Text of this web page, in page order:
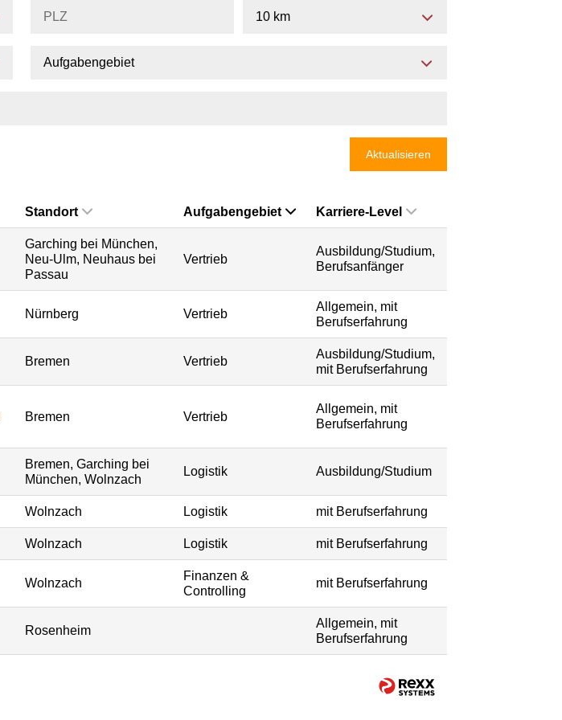
10 km
Aufgabengebiet
Aktualisieren
Standort Aufgabengebiet Karriere-Level
Garching bei München,
Neu-Ulm, Neuhaus bei
Passau
Vertrieb
Ausbildung/Studium,
Berufsanfänger
Nürnberg Vertrieb
Allgemein, mit
Berufserfahrung
Bremen Vertrieb
Ausbildung/Studium,
mit Berufserfahrung
Bremen Vertrieb
Allgemein, mit
Berufserfahrung
Bremen, Garching bei
München, Wolnzach
Logistik Ausbildung/Studium
Wolnzach Logistik mit Berufserfahrung
Wolnzach Logistik mit Berufserfahrung
Wolnzach
Finanzen &
Controlling
mit Berufserfahrung
Rosenheim
Allgemein, mit
Berufserfahrung